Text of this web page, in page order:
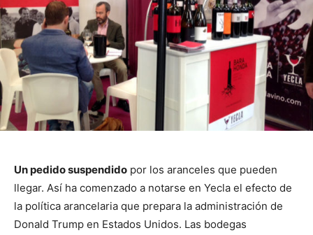
Un pedido suspendido por los aranceles que pueden
llegar. Así ha comenzado a notarse en Yecla el efecto de
la política arancelaria que prepara la administración de
Donald Trump en Estados Unidos. Las bodegas